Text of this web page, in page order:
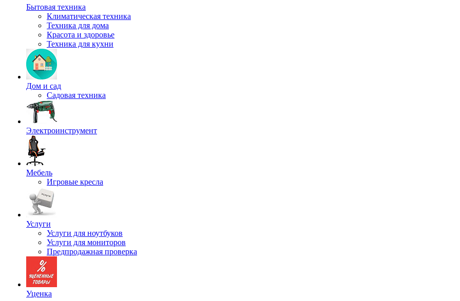
Бытовая техника
Климатическая техника
Техника для дома
Красота и здоровье
Техника для кухни
Дом и сад
Садовая техника
Электроинструмент
Мебель
Игровые кресла
Услуги
Услуги для ноутбуков
Услуги для мониторов
Предпродажная проверка
Уценка